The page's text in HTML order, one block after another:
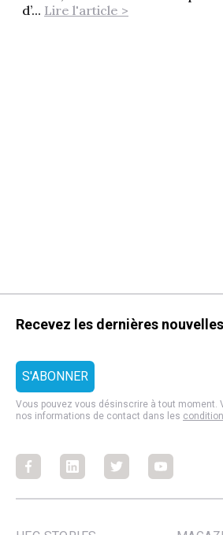
d’... Lire l'article >
Recevez les dernières nouvelles
Vous pouvez vous désinscrire à tout moment.
nos informations de contact dans les
FacebookFacebookFacebookFacebook